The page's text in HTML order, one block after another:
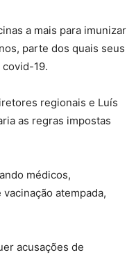
a mais para imunizar
parte dos quais seus
covid-19.
regionais e Luís
as regras impostas
médicos,
atempada,
acusações de